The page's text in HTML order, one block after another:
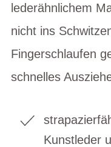
lederähnlichem
nicht ins
Fingerschlaufen
schnelles
Kunstleder